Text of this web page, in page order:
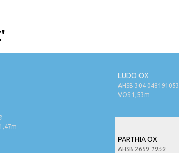
LUDO OX
AHSB 304 048191053
VOS 1,53m
PARTHIA OX
AHSB 2659 1959